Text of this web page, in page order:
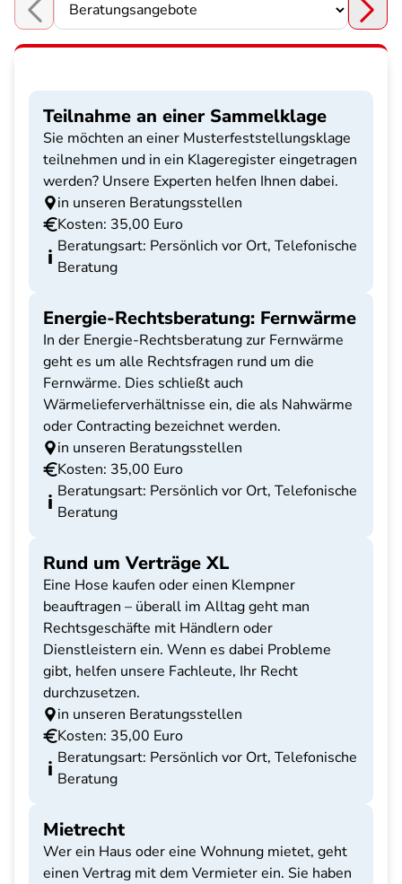
Choose a section
Teilnahme an einer Sammelklage
Sie möchten an einer Musterfeststellungsklage
teilnehmen und in ein Klageregister eingetragen
werden? Unsere Experten helfen Ihnen dabei.
in unseren Beratungsstellen
Kosten: 35,00 Euro
Beratungsart: Persönlich vor Ort, Telefonische
Beratung
Energie-Rechtsberatung: Fernwärme
In der Energie-Rechtsberatung zur Fernwärme
geht es um alle Rechtsfragen rund um die
Fernwärme. Dies schließt auch
Wärmelieferverhältnisse ein, die als Nahwärme
oder Contracting bezeichnet werden.
in unseren Beratungsstellen
Kosten: 35,00 Euro
Beratungsart: Persönlich vor Ort, Telefonische
Beratung
Rund um Verträge XL
Eine Hose kaufen oder einen Klempner
beauftragen – überall im Alltag geht man
Rechtsgeschäfte mit Händlern oder
Dienstleistern ein. Wenn es dabei Probleme
gibt, helfen unsere Fachleute, Ihr Recht
durchzusetzen.
in unseren Beratungsstellen
Kosten: 35,00 Euro
Beratungsart: Persönlich vor Ort, Telefonische
Beratung
Mietrecht
Wer ein Haus oder eine Wohnung mietet, geht
einen Vertrag mit dem Vermieter ein. Sie haben